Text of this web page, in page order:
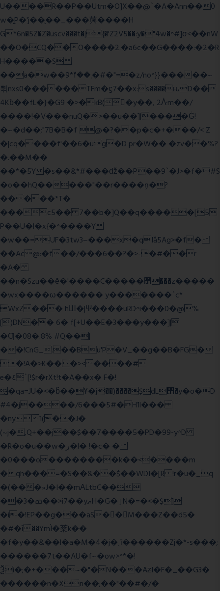
U����R��P��Utm�O]X��@`�A�Ann��0
w�͍P�'j��֛��_���䕟����H
G*6n�5Z�Z�uscv���t�|{�'Z2V5��:y�"4w�^#]σ<��nW
��O�CQ��O����2.�a6c��G����:�2�R
H�����S
��a�w��9*܂��ߌ�#�"=�z/no^}}�����~
쀢nxs0������TFm�ϛ7��x:s����ԋD��
4Kƀ��fL�}�G9 �>�kB(�ِy��, 2ᐿm��/
����!�V���nuQ�>��u��]|����Ġ!
�~�d��;"7B�B�f @�?��p�c�+���/< Z
�|cq����f'��6�ug�D pr�W�� �zv��%?
�.��M��
��*�5Y�s��&*#���ǆ��P��9`�J>�f�#S
�o��hQ�����"��r����ņ�?
�����*T�
���c5�� 7��b�]Q��q�����[5
P��U�l�x{�^����Y
�w��=UF�3tw3~���x�qIå5Ag>�f�
��Ac@:�f��/���6��?�>-�#��r
�A�
��n�Szu��ӗ�'����C�����׻���z�����
�wx����ω������ y�������`c*
WxZ��� hШ�|Ψ����uRD^i���0�@%
[)DN�� 6� f[+U��E�3���y���]|
�Ƣ�08�.8% #Q��|
��!CnG_.��Bu'P�V_��g��B�FG�
�!A�>K���><����#
e�٤`[!$r�rXt!t�A��x� F�!
̮�qa=JU�<�b̃��Ұ�j��)����$dL΢�y�o�D
#4�j����/6���5#�H1l���
�ny1(��J�
(~j�,Q+��j��$��7����5�PD�99-y^D
�R�o�u��w�ر�l� !�c� �
�0���o��������k��<����m
�qh���=�S��&��$��WDI�[R !r�u�_q
�(���»J�I��mΑLtbC��
��3�ߘ��>i7��yޠH�G�ٳN�=�<�$]
�i�!EP��g���aS��M���Z��d5�
�#�ΐ��YmÌ�棻k��
�f�y��&��l�a�M�4�j�ˎī������Zj�*-s���;
������7t� �AU�f~�ow>^*�!
Ѯi�;�+���~�"�N���AƶI�F�_��G3�
������n�Xn��;��"��#�/�